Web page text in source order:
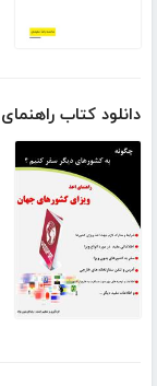
دانلود کتاب